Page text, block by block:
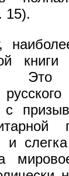
15).
книги
Это
и